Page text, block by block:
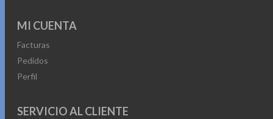
MI CUENTA
Facturas
Pedidos
Perfil
SERVICIO AL CLIENTE